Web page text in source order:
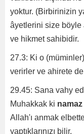
yoktur. (Birbirinizin
âyetlerini size böyle
ve hikmet sahibidir.
27.3: Ki o (müminler)
verirler ve ahirete
29.45: Sana vahy
Muhakkak ki namaz
Allah'ı anmak
yaptıklarınızı bilir.